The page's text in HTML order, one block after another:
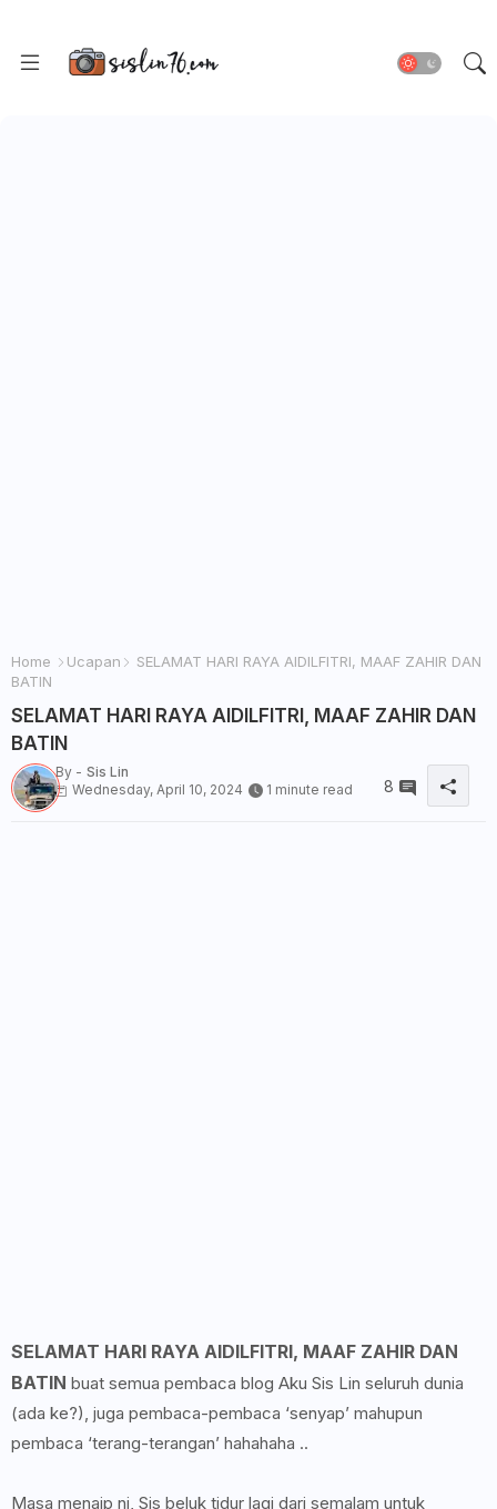
Home Ucapan
SELAMAT HARI RAYA AIDILFITRI, MAAF ZAHIR DAN
BATIN
SELAMAT HARI RAYA AIDILFITRI, MAAF ZAHIR DAN
BATIN
By - Sis Lin
Wednesday, April 10, 2024
1 minute read 8
SELAMAT HARI RAYA AIDILFITRI, MAAF ZAHIR DAN
BATIN buat semua pembaca blog Aku Sis Lin seluruh dunia
(ada ke?), juga pembaca-pembaca ‘senyap’ mahupun
pembaca ‘terang-terangan’ hahahaha ..
Masa menaip ni, Sis beluk tidur lagi dari semalam untuk